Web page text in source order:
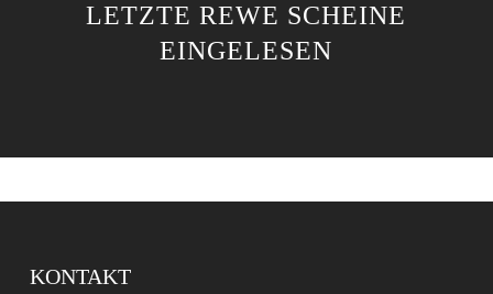
LETZTE REWE SCHEINE
EINGELESEN
KONTAKT